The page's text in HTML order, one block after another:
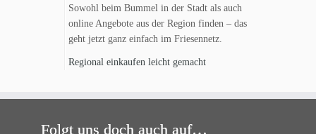
Sowohl beim Bummel in der Stadt als auch
online Angebote aus der Region finden – das
geht jetzt ganz einfach im Friesennetz.
Regional einkaufen leicht gemacht
Folgt uns doch auch auf…